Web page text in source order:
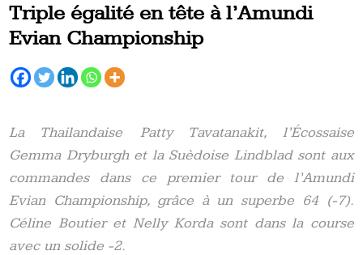
Triple égalité en tête à l’Amundi
Evian Championship
La Thailandaise Patty Tavatanakit, l’Écossaise
Gemma Dryburgh et la Suèdoise Lindblad sont aux
commandes dans ce premier tour de l’Amundi
Evian Championship, grâce à un superbe 64 (-7).
Céline Boutier et Nelly Korda sont dans la course
avec un solide -2.